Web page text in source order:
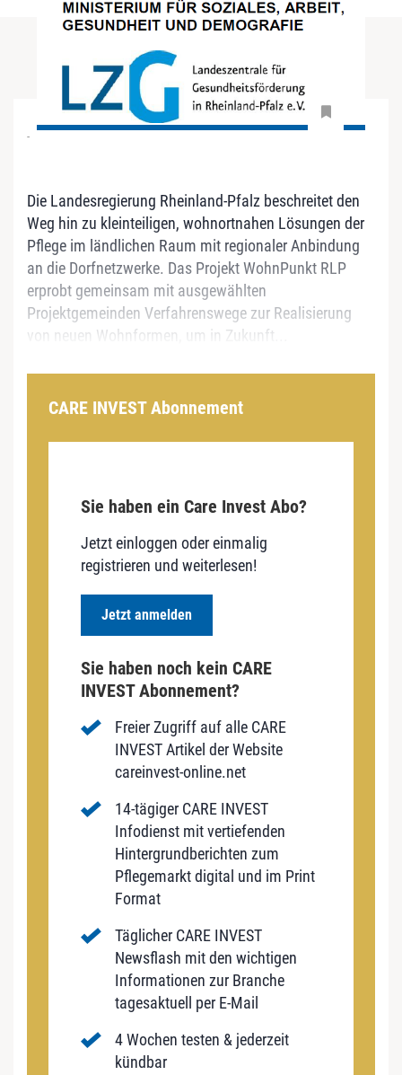
-
Die Landesregierung Rheinland-Pfalz beschreitet den
Weg hin zu kleinteiligen, wohnortnahen Lösungen der
Pflege im ländlichen Raum mit regionaler Anbindung
an die Dorfnetzwerke. Das Projekt WohnPunkt RLP
erprobt gemeinsam mit ausgewählten
Projektgemeinden Verfahrenswege zur Realisierung
von neuen Wohnformen, um in Zukunft...
CARE INVEST Abonnement
Sie haben ein Care Invest Abo?
Jetzt einloggen oder einmalig
registrieren und weiterlesen!
Jetzt anmelden
Sie haben noch kein CARE
INVEST Abonnement?
Freier Zugriff auf alle CARE
INVEST Artikel der Website
careinvest-online.net
14-tägiger CARE INVEST
Infodienst mit vertiefenden
Hintergrundberichten zum
Pflegemarkt digital und im Print
Format
Täglicher CARE INVEST
Newsflash mit den wichtigen
Informationen zur Branche
tagesaktuell per E-Mail
4 Wochen testen & jederzeit
kündbar